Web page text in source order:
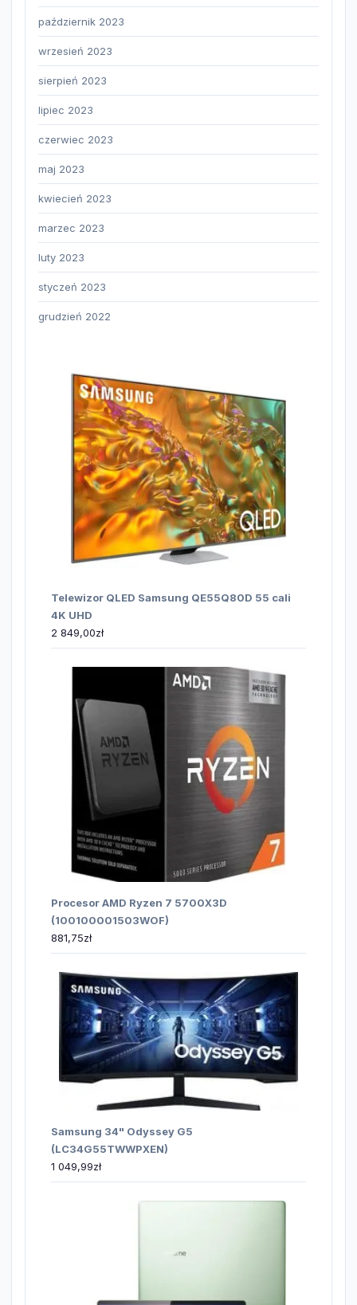
październik 2023
wrzesień 2023
sierpień 2023
lipiec 2023
czerwiec 2023
maj 2023
kwiecień 2023
marzec 2023
luty 2023
styczeń 2023
grudzień 2022
Telewizor QLED Samsung QE55Q80D 55 cali
4K UHD
2 849,00zł
Procesor AMD Ryzen 7 5700X3D
(100100001503WOF)
881,75zł
Samsung 34" Odyssey G5
(LC34G55TWWPXEN)
1 049,99zł